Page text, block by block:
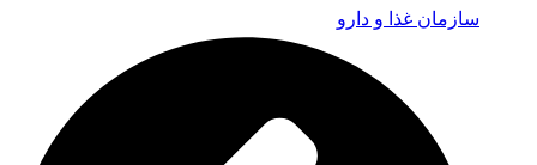
سازمان غذا و دارو